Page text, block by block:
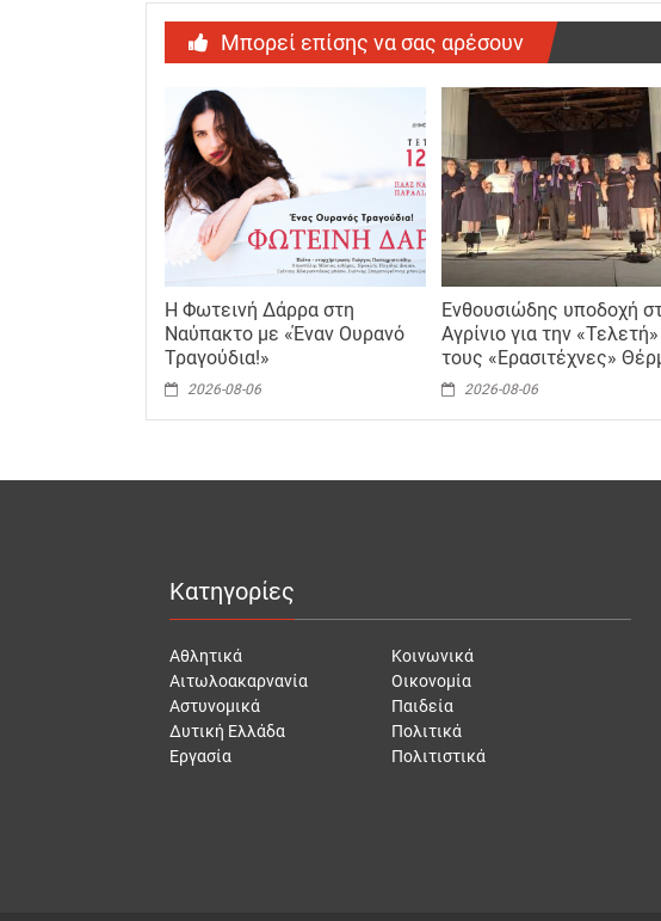
Μπορεί επίσης να σας αρέσουν
Η Φωτεινή Δάρρα στη
Ναύπακτο με «Έναν Ουρανό
Τραγούδια!»
2026-08-06
Ενθουσιώδης υποδοχή
Αγρίνιο για την
τους «Ερασιτέχνες»
2026-08-06
Κατηγορίες
Αθλητικά
Αιτωλοακαρνανία
Αστυνομικά
Δυτική Ελλάδα
Εργασία
Κοινωνικά
Οικονομία
Παιδεία
Πολιτικά
Πολιτιστικά